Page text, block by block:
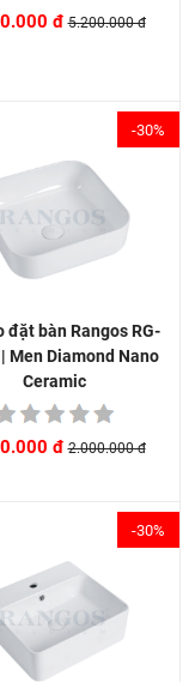
đ 5.200.000 đ
-30%
đặt bàn Rangos RG-
Men Diamond Nano
Ceramic
đ 2.000.000 đ
-30%